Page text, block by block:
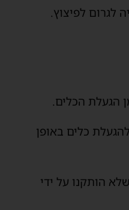
לגרום לפיצוץ.
הגעלת הכלים.
כלים באופן
הותקנו על ידי